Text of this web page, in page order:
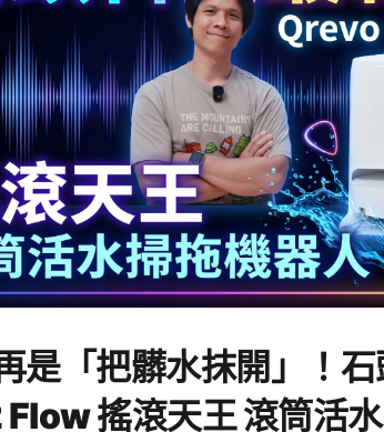
是「把髒水抹開」！
搖滾天王 滾筒活